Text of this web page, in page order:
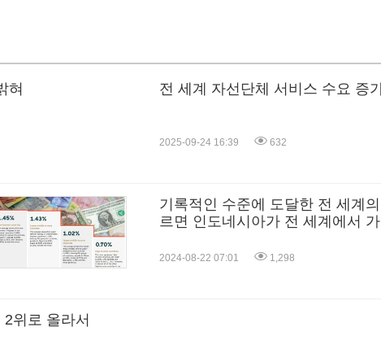
혀 전 세계 자선단체 서비스 수요 증
2025-09-24 16:39 632
기록적인 수준에 도달한 전 세계
르면 인도네시아가 전 세계에서
2024-08-22 07:01 1,298
위로 올라서